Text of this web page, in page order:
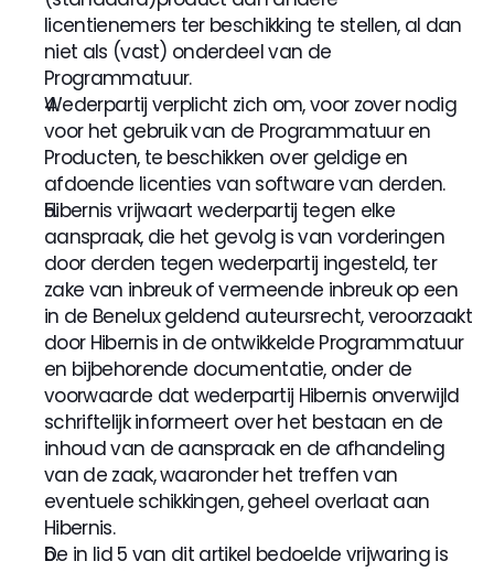
licentienemers ter beschikking te stellen, al dan
niet als (vast) onderdeel van de
Programmatuur.
Wederpartij verplicht zich om, voor zover nodig
voor het gebruik van de Programmatuur en
Producten, te beschikken over geldige en
afdoende licenties van software van derden.
Hibernis vrijwaart wederpartij tegen elke
aanspraak, die het gevolg is van vorderingen
door derden tegen wederpartij ingesteld, ter
zake van inbreuk of vermeende inbreuk op een
in de Benelux geldend auteursrecht, veroorzaakt
door Hibernis in de ontwikkelde Programmatuur
en bijbehorende documentatie, onder de
voorwaarde dat wederpartij Hibernis onverwijld
schriftelijk informeert over het bestaan en de
inhoud van de aanspraak en de afhandeling
van de zaak, waaronder het treffen van
eventuele schikkingen, geheel overlaat aan
Hibernis.
De in lid 5 van dit artikel bedoelde vrijwaring is